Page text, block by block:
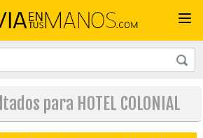
para HOTEL COLONIAL